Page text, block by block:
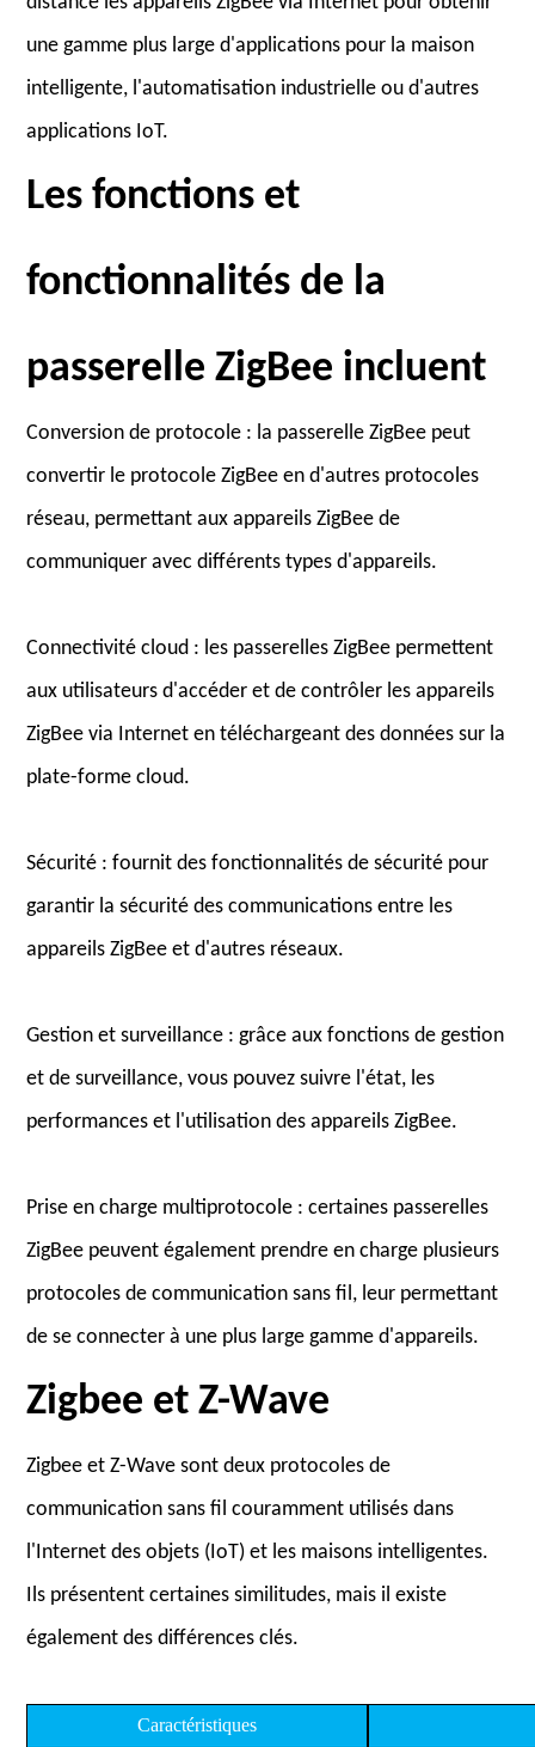
une gamme plus large d'applications pour la maison
intelligente, l'automatisation industrielle ou d'autres
applications IoT.
Les fonctions et
fonctionnalités de la
passerelle ZigBee incluent
Conversion de protocole : la passerelle ZigBee peut
convertir le protocole ZigBee en d'autres protocoles
réseau, permettant aux appareils ZigBee de
communiquer avec différents types d'appareils.
Connectivité cloud : les passerelles ZigBee permettent
aux utilisateurs d'accéder et de contrôler les appareils
ZigBee via Internet en téléchargeant des données sur la
plate-forme cloud.
Sécurité : fournit des fonctionnalités de sécurité pour
garantir la sécurité des communications entre les
appareils ZigBee et d'autres réseaux.
Gestion et surveillance : grâce aux fonctions de gestion
et de surveillance, vous pouvez suivre l'état, les
performances et l'utilisation des appareils ZigBee.
Prise en charge multiprotocole : certaines passerelles
ZigBee peuvent également prendre en charge plusieurs
protocoles de communication sans fil, leur permettant
de se connecter à une plus large gamme d'appareils.
Zigbee et Z-Wave
Zigbee et Z-Wave sont deux protocoles de
communication sans fil couramment utilisés dans
l'Internet des objets (IoT) et les maisons intelligentes.
Ils présentent certaines similitudes, mais il existe
également des différences clés.
Caractéristiques